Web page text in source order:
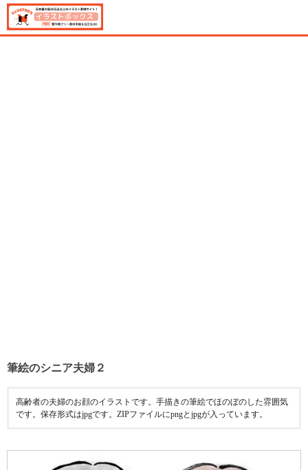
筆絵のシニア夫婦２
高齢者の夫婦のお顔のイラストです。手描きの筆絵でほのぼのした雰囲気
です。保存形式はjpgです。ZIPファイルにpngとjpgが入っています。